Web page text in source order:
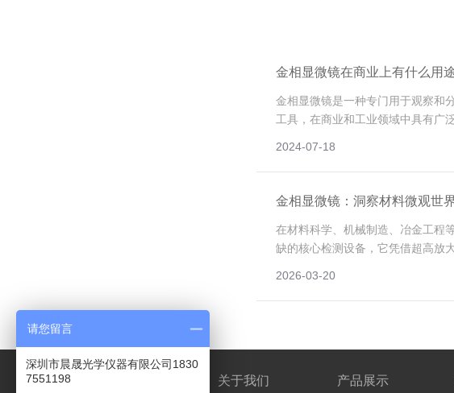
金相显微镜在商业上有什么用
金相显微镜是一种专门用于观察和
工具，在商业和工业领域中具有广
2024-07-18
金相显微镜：洞察材料微观世
在材料科学、机械制造、冶金工程
缺的核心检测设备，它凭借超高放
观察材料金相组织的专用光学仪器
2026-03-20
关于我们 产品展示
请您留言
深圳市晨晟光学仪器有限公司1830
7551198